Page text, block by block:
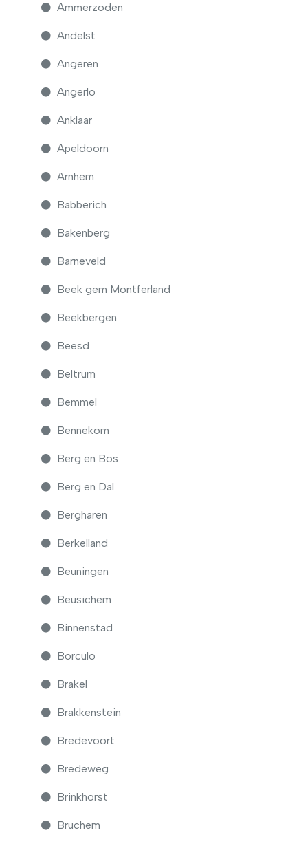
Ammerzoden
Andelst
Angeren
Angerlo
Anklaar
Apeldoorn
Arnhem
Babberich
Bakenberg
Barneveld
Beek gem Montferland
Beekbergen
Beesd
Beltrum
Bemmel
Bennekom
Berg en Bos
Berg en Dal
Bergharen
Berkelland
Beuningen
Beusichem
Binnenstad
Borculo
Brakel
Brakkenstein
Bredevoort
Bredeweg
Brinkhorst
Bruchem